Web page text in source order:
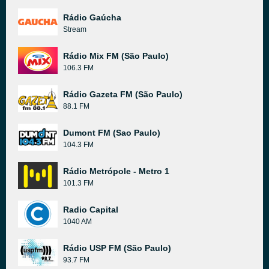
Rádio Gaúcha
Stream
Rádio Mix FM (São Paulo)
106.3 FM
Rádio Gazeta FM (São Paulo)
88.1 FM
Dumont FM (Sao Paulo)
104.3 FM
Rádio Metrópole - Metro 1
101.3 FM
Radio Capital
1040 AM
Rádio USP FM (São Paulo)
93.7 FM